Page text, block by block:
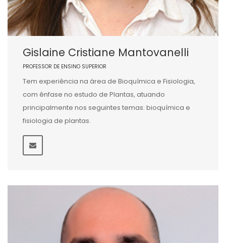
Gislaine Cristiane Mantovanelli
PROFESSOR DE ENSINO SUPERIOR
Tem experiência na área de Bioquímica e Fisiologia,
com ênfase no estudo de Plantas, atuando
principalmente nos seguintes temas: bioquímica e
fisiologia de plantas.